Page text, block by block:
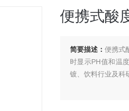
便携式酸
简要描述： 便携式
时显示PH值和温
镀、饮料行业及科